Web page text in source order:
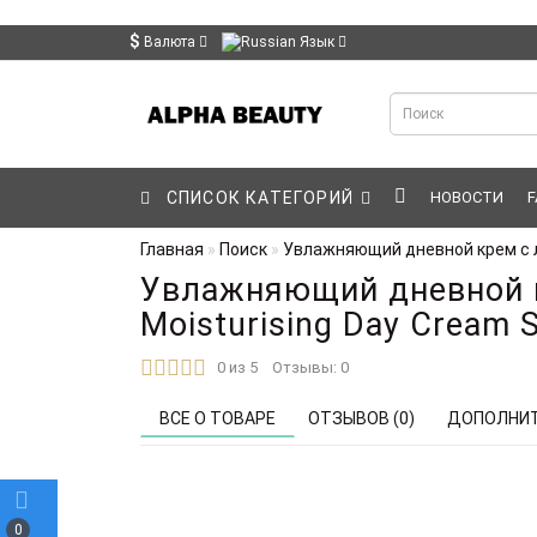
0
$ Валюта Язык
СПИСОК КАТЕГОРИЙ НОВОСТИ
Главная Поиск Увлажняющий дневной крем с
Увлажняющий дневной
Moisturising Day Cream
0 из 5 Отзывы: 0
ВСЕ О ТОВАРЕ ОТЗЫВОВ (0)